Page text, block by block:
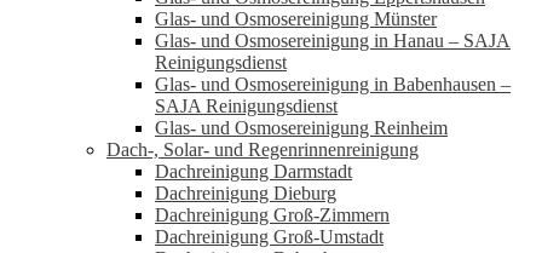
Glas- und Osmosereinigung Münster
Glas- und Osmosereinigung in Hanau – SAJA
Reinigungsdienst
Glas- und Osmosereinigung in Babenhausen –
SAJA Reinigungsdienst
Glas- und Osmosereinigung Reinheim
Dach-, Solar- und Regenrinnenreinigung
Dachreinigung Darmstadt
Dachreinigung Dieburg
Dachreinigung Groß-Zimmern
Dachreinigung Groß-Umstadt